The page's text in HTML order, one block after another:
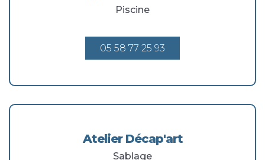
Piscine
05 58 77 25 93
Atelier Décap'art
Sablage